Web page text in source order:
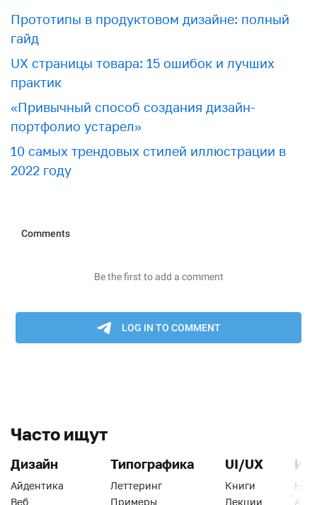
Прототипы в продуктовом дизайне: полный
гайд
UX страницы товара: 15 ошибок и лучших
практик
«Привычный способ создания дизайн-
портфолио устарел»
10 самых трендовых стилей иллюстрации в
2022 году
Часто ищут
Дизайн
Айдентика
Веб
Типографика
Леттеринг
Примеры
UI/UX
Книги
Лекции